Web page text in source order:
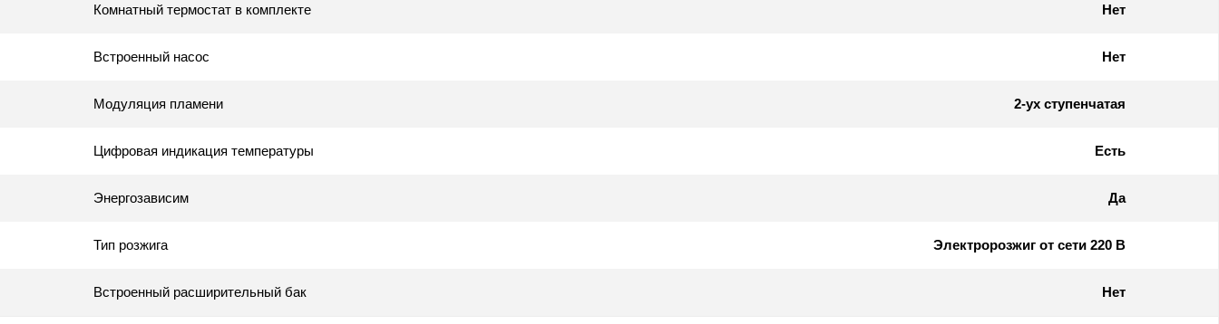
Комнатный термостат в комплекте Нет
Встроенный насос Нет
Модуляция пламени 2-ух ступенчатая
Цифровая индикация температуры Есть
Энергозависим Да
Тип розжига Электророзжиг от сети 220 В
Встроенный расширительный бак Нет